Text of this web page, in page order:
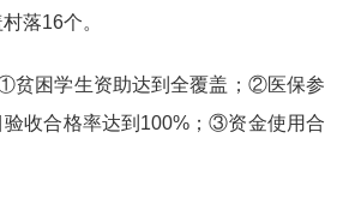
落16个。
①贫困学生资助达到全覆盖；②医保参
收合格率达到100%；③资金使用合